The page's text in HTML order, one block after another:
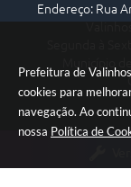
Prefeitura de
cookies para
navegação. Ao
nossa Política de
Endereço: Rua